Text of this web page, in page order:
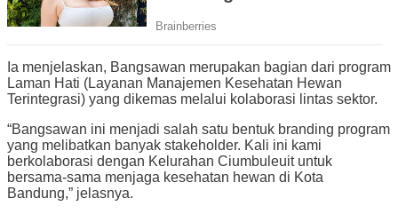
Ia menjelaskan, Bangsawan merupakan bagian dari program
Laman Hati (Layanan Manajemen Kesehatan Hewan
Terintegrasi) yang dikemas melalui kolaborasi lintas sektor.
“Bangsawan ini menjadi salah satu bentuk branding program
yang melibatkan banyak stakeholder. Kali ini kami
berkolaborasi dengan Kelurahan Ciumbuleuit untuk
bersama-sama menjaga kesehatan hewan di Kota
Bandung,” jelasnya.